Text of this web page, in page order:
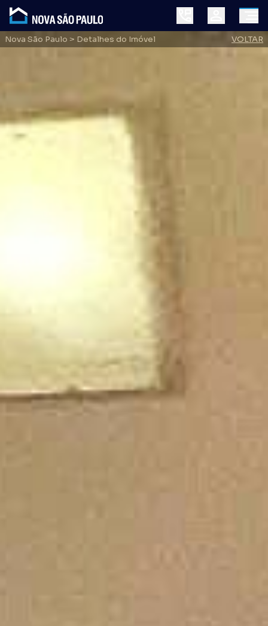
Nova São Paulo > Detalhes do Imóvel VOLTAR